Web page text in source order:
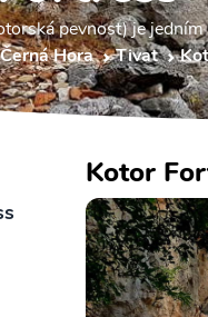
pevnost) je
Černá Hora Tivat
Kotor